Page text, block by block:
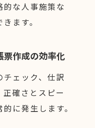
的な人事施策な
ます。
票作成の効率化
ェック、仕訳
確さとスピー
に発生します。